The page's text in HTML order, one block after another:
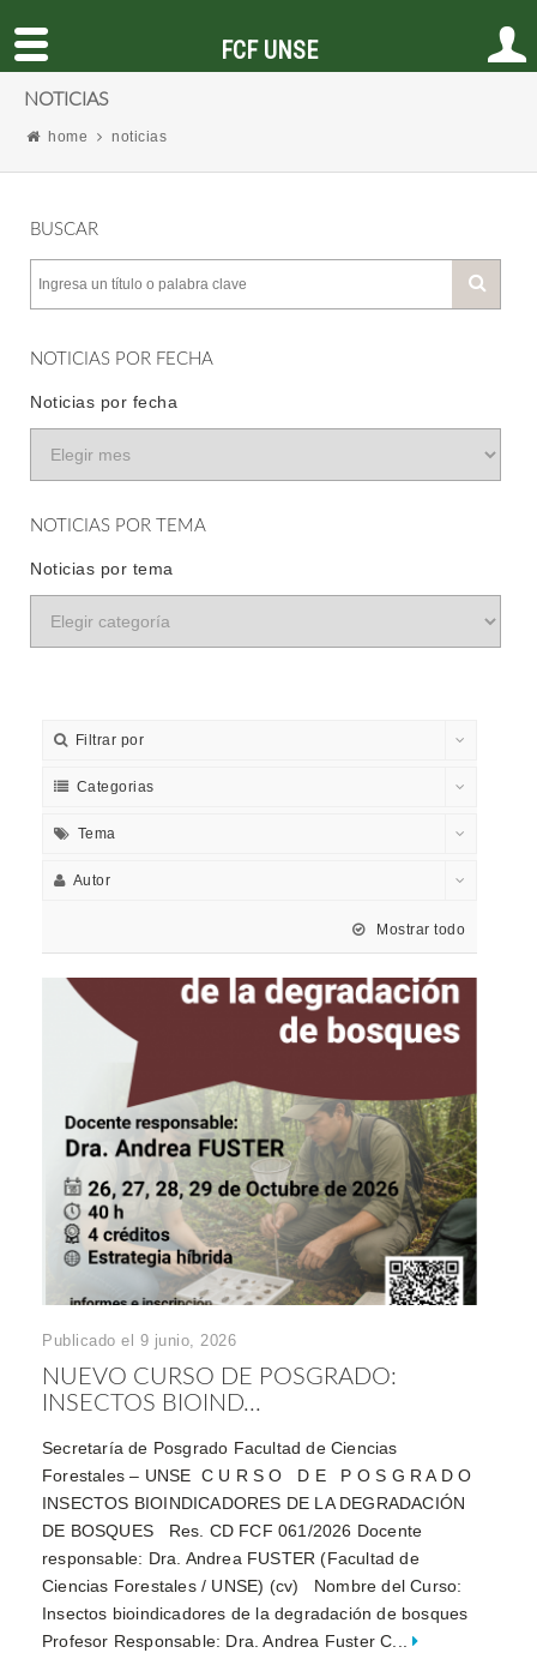
NOTICIAS
home noticias
BUSCAR
NOTICIAS POR FECHA
Noticias por fecha
NOTICIAS POR TEMA
Noticias por tema
Filtrar por
Categorias
Tema
Autor
Mostrar todo
Publicado el 9 junio, 2026
NUEVO CURSO DE POSGRADO:
INSECTOS BIOIND...
Secretaría de Posgrado Facultad de Ciencias
Forestales – UNSE C U R S O D E P O S G R A D O
INSECTOS BIOINDICADORES DE LA DEGRADACIÓN
DE BOSQUES Res. CD FCF 061/2026 Docente
responsable: Dra. Andrea FUSTER (Facultad de
Ciencias Forestales / UNSE) (cv) Nombre del Curso:
Insectos bioindicadores de la degradación de bosques
Profesor Responsable: Dra. Andrea Fuster C...
FCF UNSE